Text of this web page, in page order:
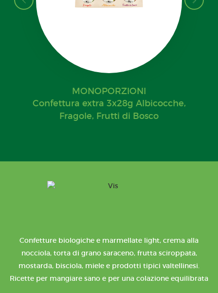
MONOPORZIONI
Confettura extra 3x28g Albicocche,
Fragole, Frutti di Bosco
Confetture biologiche e marmellate light, crema alla
nocciola, torta di grano saraceno, frutta sciroppata,
mostarda, bisciola, miele e prodotti tipici valtellinesi.
Ricette per mangiare sano e per una colazione equilibrata